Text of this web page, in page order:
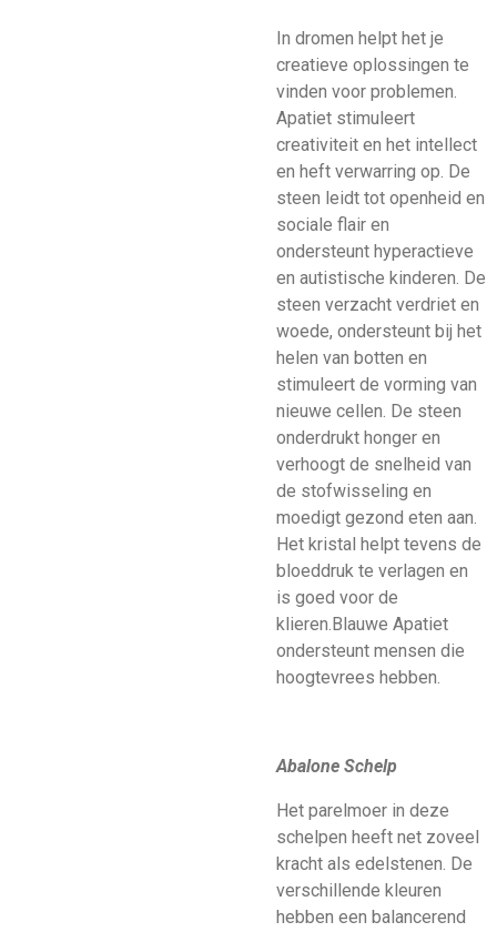
In dromen helpt het je
creatieve oplossingen te
vinden voor problemen.
Apatiet stimuleert
creativiteit en het intellect
en heft verwarring op. De
steen leidt tot openheid en
sociale flair en
ondersteunt hyperactieve
en autistische kinderen. De
steen verzacht verdriet en
woede, ondersteunt bij het
helen van botten en
stimuleert de vorming van
nieuwe cellen. De steen
onderdrukt honger en
verhoogt de snelheid van
de stofwisseling en
moedigt gezond eten aan.
Het kristal helpt tevens de
bloeddruk te verlagen en
is goed voor de
klieren.Blauwe Apatiet
ondersteunt mensen die
hoogtevrees hebben.
Abalone Schelp
Het parelmoer in deze
schelpen heeft net zoveel
kracht als edelstenen. De
verschillende kleuren
hebben een balancerend